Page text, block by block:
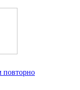
повторно